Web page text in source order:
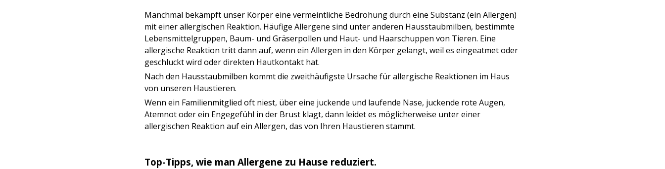
Manchmal bekämpft unser Körper eine vermeintliche Bedrohung durch eine Substanz (ein Allergen)
mit einer allergischen Reaktion. Häufige Allergene sind unter anderen Hausstaubmilben, bestimmte
Lebensmittelgruppen, Baum- und Gräserpollen und Haut- und Haarschuppen von Tieren. Eine
allergische Reaktion tritt dann auf, wenn ein Allergen in den Körper gelangt, weil es eingeatmet oder
geschluckt wird oder direkten Hautkontakt hat.
Nach den Hausstaubmilben kommt die zweithäufigste Ursache für allergische Reaktionen im Haus
von unseren Haustieren.
Wenn ein Familienmitglied oft niest, über eine juckende und laufende Nase, juckende rote Augen,
Atemnot oder ein Engegefühl in der Brust klagt, dann leidet es möglicherweise unter einer
allergischen Reaktion auf ein Allergen, das von Ihren Haustieren stammt.
Top-Tipps, wie man Allergene zu Hause reduziert.